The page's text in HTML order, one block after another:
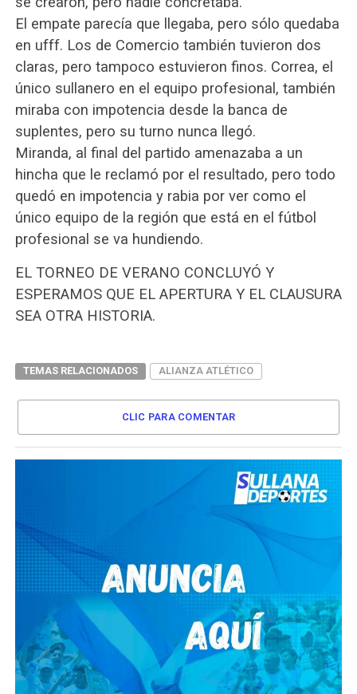
El empate parecía que llegaba, pero sólo quedaba
en ufff. Los de Comercio también tuvieron dos
claras, pero tampoco estuvieron finos. Correa, el
único sullanero en el equipo profesional, también
miraba con impotencia desde la banca de
suplentes, pero su turno nunca llegó.
Miranda, al final del partido amenazaba a un
hincha que le reclamó por el resultado, pero todo
quedó en impotencia y rabia por ver como el
único equipo de la región que está en el fútbol
profesional se va hundiendo.
EL TORNEO DE VERANO CONCLUYÓ Y
ESPERAMOS QUE EL APERTURA Y EL CLAUSURA
SEA OTRA HISTORIA.
TEMAS RELACIONADOS ALIANZA ATLÉTICO
CLIC PARA COMENTAR